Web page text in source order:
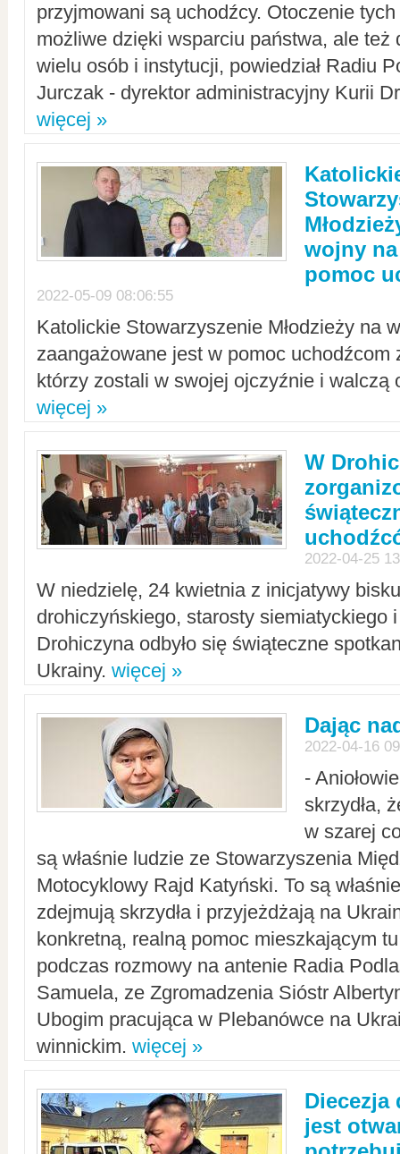
przyjmowani są uchodźcy. Otoczenie
możliwe dzięki wsparciu państwa, ale też
wielu osób i instytucji, powiedział Radiu
Jurczak - dyrektor administracyjny Kurii
więcej »
wojny
pomoc
2022-05-09 08:06:55
Katolickie Stowarzyszenie Młodzieży na
zaangażowane jest w pomoc uchodźcom
którzy zostali w swojej ojczyźnie i walczą
więcej »
W
2022-04-25
W niedzielę, 24 kwietnia z inicjatywy
drohiczyńskiego, starosty siemiatyckiego
Drohiczyna odbyło się świąteczne
Ukrainy. więcej »
Dając
2022-04-16
-
skrzydła,
w szarej
są właśnie ludzie ze Stowarzyszenia
Motocyklowy Rajd Katyński. To są
zdejmują skrzydła i przyjeżdżają na
konkretną, realną pomoc mieszkającym
podczas rozmowy na antenie Radia
Samuela, ze Zgromadzenia Sióstr
Ubogim pracująca w Plebanówce na
winnickim. więcej »
Diecezja
jest